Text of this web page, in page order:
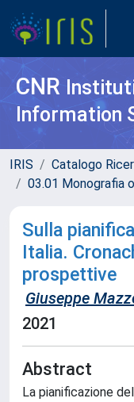
CNR
Information
IRIS Catalogo
03.01
Sulla
Italia.
prospettive
Giuseppe
2021
Abstract
La pianificazione